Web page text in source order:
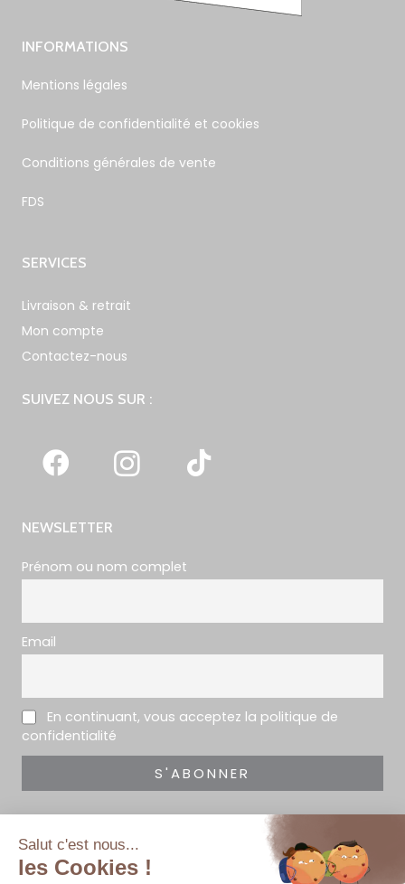
INFORMATIONS
Mentions légales
Politique de confidentialité et cookies
Conditions générales de vente
FDS
SERVICES
Livraison & retrait
Mon compte
Contactez-nous
SUIVEZ NOUS SUR :
NEWSLETTER
Prénom ou nom complet
Email
En continuant, vous acceptez la politique de
confidentialité
En indiquant votre adresse mail ci-dessus, vous consentez à recevoir
notre newsletter par voie électronique.
Vous pouvez vous désinscrire à tout moment à travers les liens de